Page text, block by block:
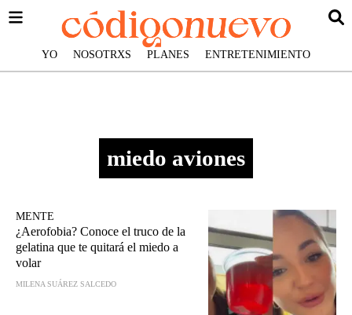
YO NOSOTRXS PLANES ENTRETENIMIENTO
miedo aviones
MENTE
¿Aerofobia? Conoce el truco de la
gelatina que te quitará el miedo a
volar
MILENA SUÁREZ SALCEDO